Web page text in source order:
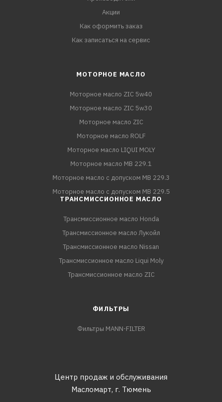
Акции
Как оформить заказ
Как записаться на сервис
МОТОРНОЕ МАСЛО
Моторное масло ZIC 5w40
Моторное масло ZIC 5w30
Моторное масло ZIC
Моторное масло ROLF
Моторное масло LIQUI MOLY
Моторное масло MB 229.1
Моторное масло с допуском MB 229.3
Моторное масло с допуском MB 229.5
ТРАНСМИССИОННОЕ МАСЛО
Трансмиссионное масло Honda
Трансмиссионное масло Лукойл
Трансмиссионное масло Nissan
Трансмиссионное масло Liqui Moly
Трансмиссионное масло ZIC
ФИЛЬТРЫ
Фильтры MANN-FILTER
Центр продаж и обслуживания
Масломарт, г. Тюмень